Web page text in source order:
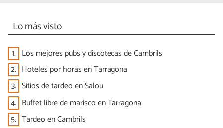
Lo más visto
1. Los mejores pubs y discotecas de Cambrils
2. Hoteles por horas en Tarragona
3. Sitios de tardeo en Salou
4. Buffet libre de marisco en Tarragona
5. Tardeo en Cambrils